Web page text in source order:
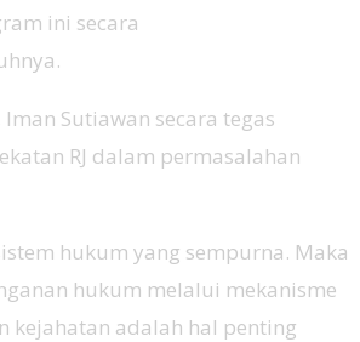
ini secara
Iman Sutiawan secara tegas
RJ dalam permasalahan
hukum yang sempurna. Maka
hukum melalui mekanisme
kejahatan adalah hal penting